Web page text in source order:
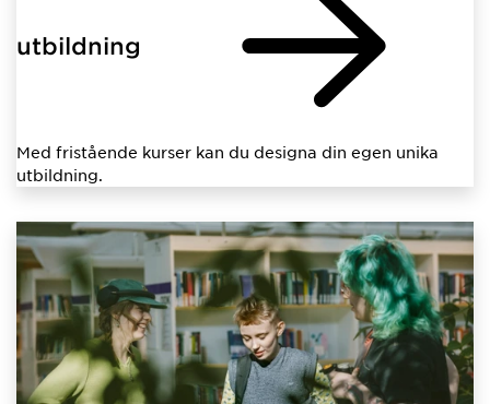
utbildning
Med fristående kurser kan du designa din egen unika
utbildning.